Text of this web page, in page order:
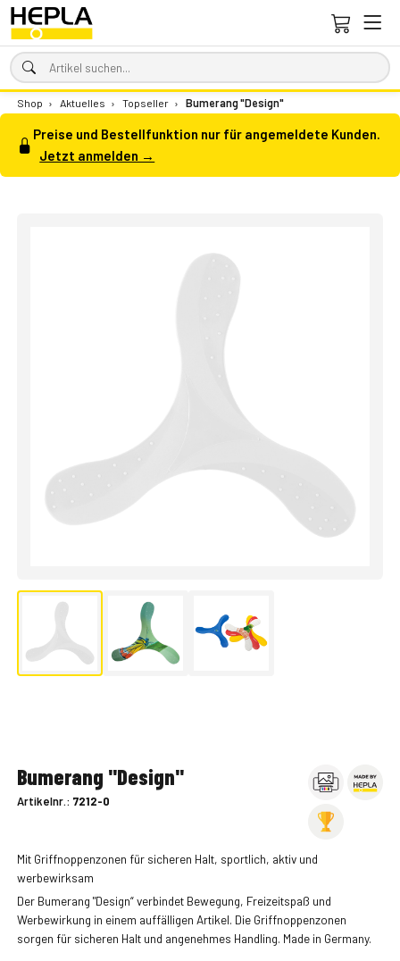
Shop › Aktuelles › Topseller › Bumerang "Design"
Preise und Bestellfunktion nur für angemeldete Kunden.
Jetzt anmelden →
Bumerang "Design"
Artikelnr.: 7212-0
Mit Griffnoppenzonen für sicheren Halt, sportlich, aktiv und
werbewirksam
Der Bumerang "Design“ verbindet Bewegung, Freizeitspaß und
Werbewirkung in einem auffälligen Artikel. Die Griffnoppenzonen
sorgen für sicheren Halt und angenehmes Handling. Made in Germany.